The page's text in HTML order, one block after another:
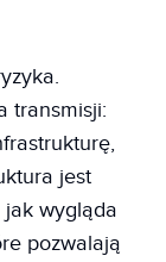
transmisji:
jest
jak wygląda
pozwalają